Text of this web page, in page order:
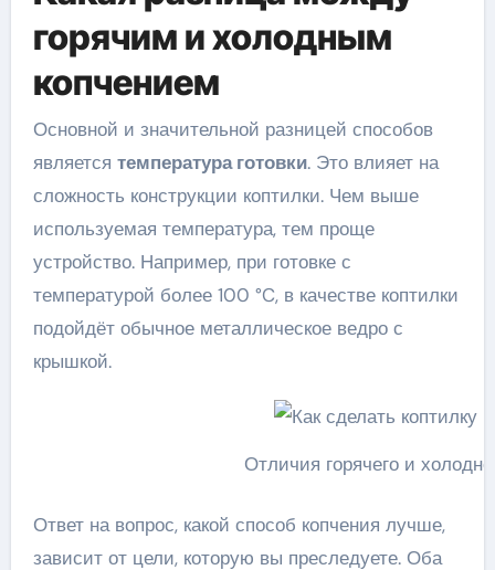
горячим и холодным
копчением
Основной и значительной разницей способов
является температура готовки. Это влияет на
сложность конструкции коптилки. Чем выше
используемая температура, тем проще
устройство. Например, при готовке с
температурой более 100 °C, в качестве коптилки
подойдёт обычное металлическое ведро с
крышкой.
Отличия горячего и
Ответ на вопрос, какой способ копчения лучше,
зависит от цели, которую вы преследуете. Оба